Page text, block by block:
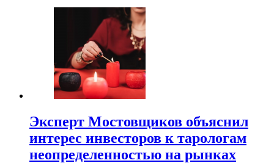
Эксперт Мостовщиков объяснил
интерес инвесторов к тарологам
неопределенностью на рынках